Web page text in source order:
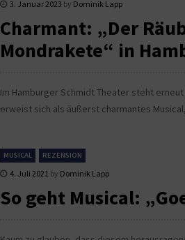
3. Januar 2023 by Dominik Lapp
Charmant: „Der
Mondrakete“ in
Im Hamburger Schmidt Theater steht
erweist sich als äußerst charmantes
MUSICAL REZENSION
4. Juli 2021 by Dominik Lapp
So geht Musical: